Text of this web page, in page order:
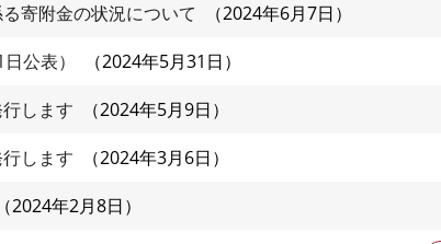
寄附金の状況について
2024年6月7日
公表）
2024年5月31日
します
2024年5月9日
します
2024年3月6日
2024年2月8日